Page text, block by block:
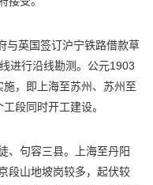
与英国签订沪宁铁路借款草
进行沿线勘测。公元1903
，即上海至苏州、苏州至
段同时开工建设。
、句容三县。上海至丹阳
段山地坡岗较多，起伏较